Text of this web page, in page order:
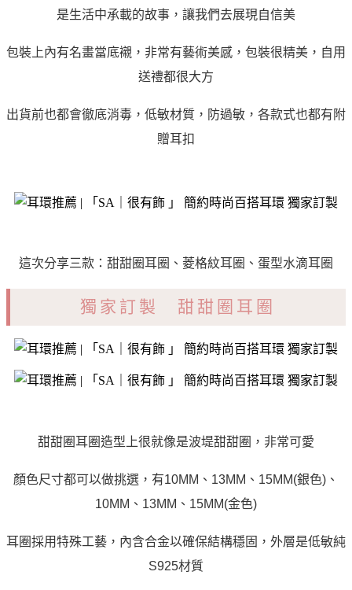
是生活中承載的故事，讓我們去展現自信美
包裝上內有名畫當底襯，非常有藝術美感，包裝很精美，自用
送禮都很大方
出貨前也都會徹底消毒，低敏材質，防過敏，各款式也都有附
贈耳扣
這次分享三款：甜甜圈耳圈、菱格紋耳圈、蛋型水滴耳圈
獨家訂製 甜甜圈耳圈
甜甜圈耳圈造型上很就像是波堤甜甜圈，非常可愛
顏色尺寸都可以做挑選，有10MM、13MM、15MM(銀色)、
10MM、13MM、15MM(金色)
耳圈採用特殊工藝，內含合金以確保結構穩固，外層是低敏純
S925材質